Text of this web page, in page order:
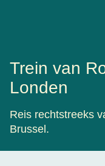
Trein van
Londen
Reis rechtstreeks
Brussel.